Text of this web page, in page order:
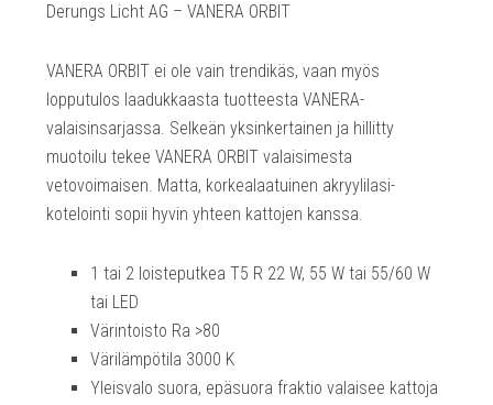
Derungs Licht AG – VANERA ORBIT
VANERA ORBIT ei ole vain trendikäs, vaan myös
lopputulos laadukkaasta tuotteesta VANERA-
valaisinsarjassa. Selkeän yksinkertainen ja hillitty
muotoilu tekee VANERA ORBIT valaisimesta
vetovoimaisen. Matta, korkealaatuinen akryylilasi-
kotelointi sopii hyvin yhteen kattojen kanssa.
1 tai 2 loisteputkea T5 R 22 W, 55 W tai 55/60 W
tai LED
Värintoisto Ra >80
Värilämpötila 3000 K
Yleisvalo suora, epäsuora fraktio valaisee kattoja